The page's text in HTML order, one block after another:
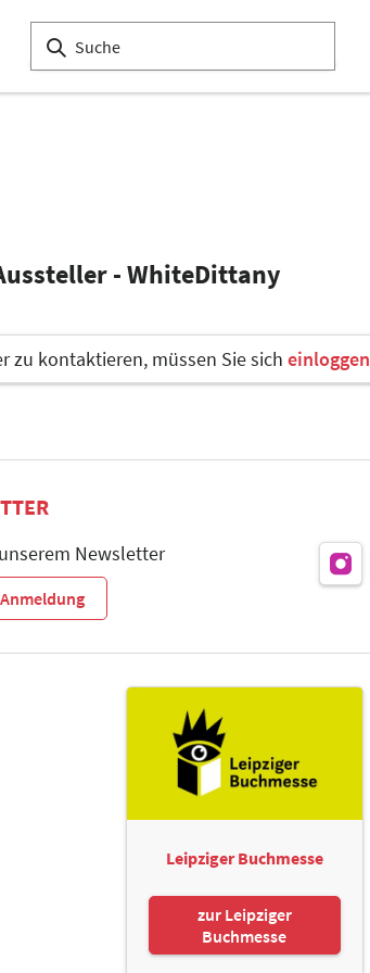
- WhiteDittany
zu kontaktieren, müssen Sie sich einloggen
Newsletter
Leipziger Buchmesse
zur Leipziger
Buchmesse